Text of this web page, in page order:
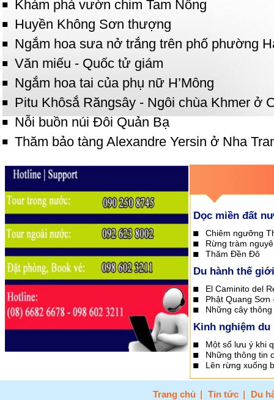
Khám phá vườn chim Tam Nông
Huyền Không Sơn thượng
Ngắm hoa sưa nở trắng trên phố phường
Văn miếu - Quốc tử giám
Ngắm hoa tai của phụ nữ H’Mông
Pitu Khôsắ Răngsây - Ngôi chùa Khmer ở
Nỗi buồn núi Đôi Quản Bạ
Thăm bảo tàng Alexandre Yersin ở Nha
Dọc miền đất
Chiêm ngưỡng
Rừng tràm
Thăm Đền Đô
Du hành thế giới
El Caminito del
Phật Quang Sơn
Những cây
Kinh nghiệm du
Một số lưu ý khi
Những thông tin
Lên rừng xuống
Trang chủ Tin tức
Du